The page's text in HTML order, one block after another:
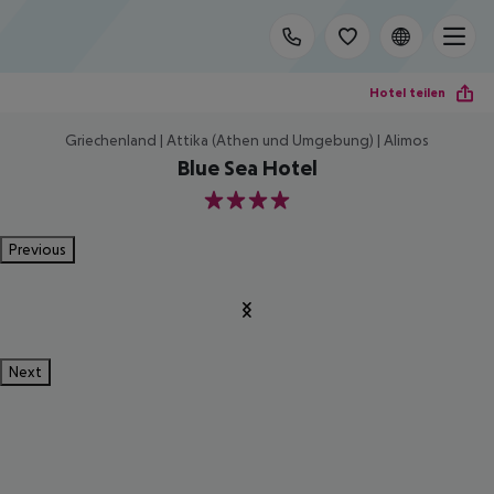
Hotel teilen
Griechenland | Attika (Athen und Umgebung) | Alimos
Blue Sea Hotel
4
Previous
Next